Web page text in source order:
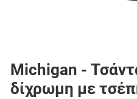
Michigan -
δίχρωμη με